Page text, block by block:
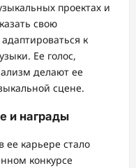
проектах и
свою
к
Ее голос,
делают ее
сцене.
и награды
карьере стало
конкурсе